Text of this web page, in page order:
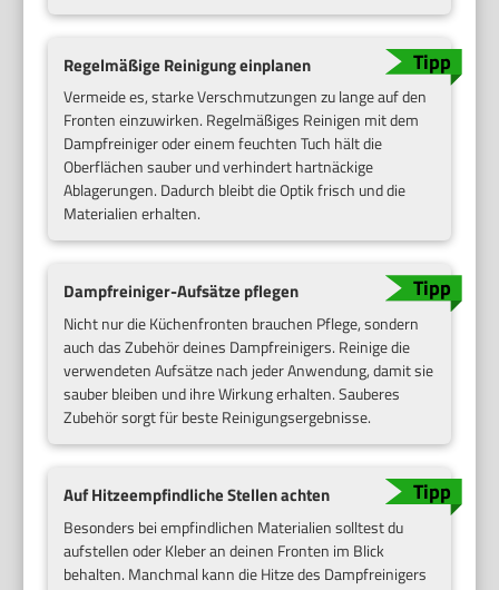
Regelmäßige Reinigung einplanen
Vermeide es, starke Verschmutzungen zu lange auf den
Fronten einzuwirken. Regelmäßiges Reinigen mit dem
Dampfreiniger oder einem feuchten Tuch hält die
Oberflächen sauber und verhindert hartnäckige
Ablagerungen. Dadurch bleibt die Optik frisch und die
Materialien erhalten.
Dampfreiniger-Aufsätze pflegen
Nicht nur die Küchenfronten brauchen Pflege, sondern
auch das Zubehör deines Dampfreinigers. Reinige die
verwendeten Aufsätze nach jeder Anwendung, damit sie
sauber bleiben und ihre Wirkung erhalten. Sauberes
Zubehör sorgt für beste Reinigungsergebnisse.
Auf Hitzeempfindliche Stellen achten
Besonders bei empfindlichen Materialien solltest du
aufstellen oder Kleber an deinen Fronten im Blick
behalten. Manchmal kann die Hitze des Dampfreinigers